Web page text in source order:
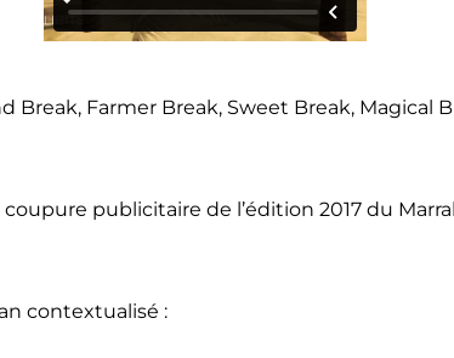
Farmer Break, Sweet Break,
publicitaire de l’édition 2017 du
contextualisé :